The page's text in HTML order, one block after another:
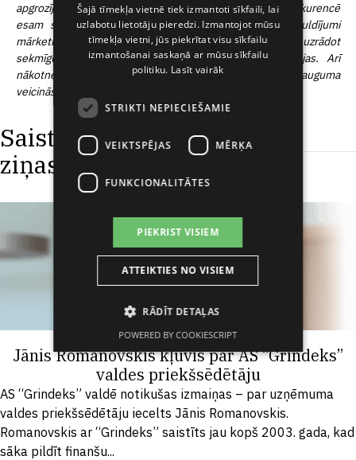
apgrozījuma kāpumu. Sīvajā farmācijas uzņēmumu konkurencē
esam sasnieguši ievērojamus rezultātus – veiktie ieguldījumi
mārketinga un pārdošanas stiprināšanā sevi ir attaisnojuši, uzrādot
sekmīgu atdevi un paverot jaunas pārdošanas iespējas. Arī
nākotnē galvenokārt koncentrēsimies uz eksporta pieauguma
veicināšanu un produktu portfeļa attīstību.”
Saistītās
ziņas
Jānis Romanovskis kļuvis par AS “Grindeks”
valdes priekšsēdētāju
AS “Grindeks” valdē notikušas izmaiņas – par uzņēmuma
valdes priekšsēdētāju iecelts Jānis Romanovskis.
Romanovskis ar “Grindeks” saistīts jau kopš 2003. gada, kad
sāka pildīt finanšu...
RUSSIAN
SPANISH
Šajā tīmekļa vietnē tiek izmantoti sīkfaili, lai
uzlabotu lietotāju pieredzi. Izmantojot mūsu
tīmekļa vietni, jūs piekrītat visu sīkfailu
izmantošanai saskaņā ar mūsu sīkfailu
politiku. Lasīt vairāk
STRIKTI NEPIECIEŠAMIE
VEIKTSPĒJAS MĒRĶA
FUNKCIONALITĀTES
PIEKRIST VISIEM
ATTEIKTIES NO VISIEM
RĀDĪT DETAĻAS
POWERED BY COOKIESCRIPT